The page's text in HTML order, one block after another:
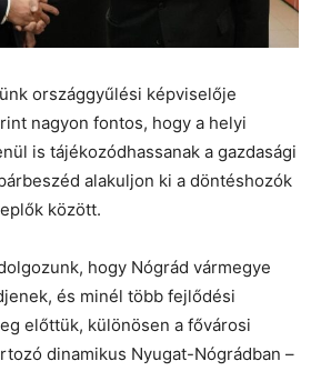
országgyűlési képviselője
nagyon fontos, hogy a helyi
is tájékozódhassanak a gazdasági
alakuljon ki a döntéshozók
között.
hogy Nógrád vármegye
és minél több fejlődési
előttük, különösen a fővárosi
dinamikus Nyugat-Nógrádban –